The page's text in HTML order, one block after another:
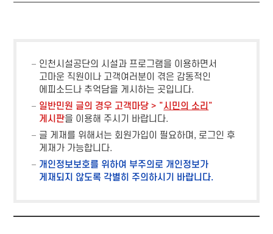
인천시설공단의 시설과 프로그램을 이용하면서
고마운 직원이나 고객여러분이 겪은 감동적인
에피소드나 추억담을 게시하는 곳입니다.
일반민원 글의 경우 고객마당 > "시민의 소리 "
게시판을 이용해 주시기 바랍니다.
글 게재를 위해서는 회원가입이 필요하며, 로그인 후
게재가 가능합니다.
개인정보보호를 위하여 부주의로 개인정보가
게재되지 않도록 각별히 주의하시기 바랍니다.